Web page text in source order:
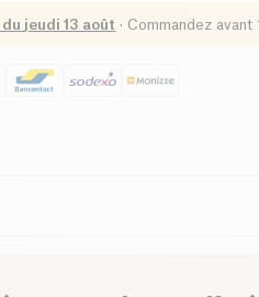
du jeudi 13 août · Commandez avant
De nombreux parents